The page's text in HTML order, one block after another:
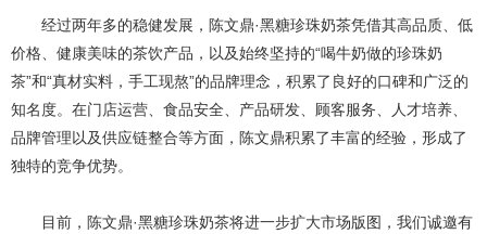
经过两年多的稳健发展，陈文鼎·黑糖珍珠奶茶凭借其高品质、低
价格、健康美味的茶饮产品，以及始终坚持的“喝牛奶做的珍珠奶
茶”和“真材实料，手工现熬”的品牌理念，积累了良好的口碑和广泛的
知名度。在门店运营、食品安全、产品研发、顾客服务、人才培养、
品牌管理以及供应链整合等方面，陈文鼎积累了丰富的经验，形成了
独特的竞争优势。
目前，陈文鼎·黑糖珍珠奶茶将进一步扩大市场版图，我们诚邀有